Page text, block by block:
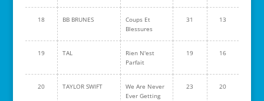
18 BB BRUNES
Coups Et
Blessures
31 13
19 TAL
Rien N'est
Parfait
19 16
20 TAYLOR SWIFT
We Are Never
Ever Getting
23 20